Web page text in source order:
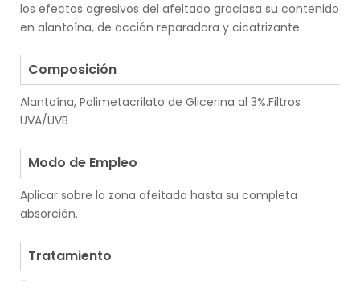
los efectos agresivos del afeitado graciasa su contenido
en alantoína, de acción reparadora y cicatrizante.
Composición
Alantoína, Polimetacrilato de Glicerina al 3%.Filtros
UVA/UVB
Modo de Empleo
Aplicar sobre la zona afeitada hasta su completa
absorción.
Tratamiento
-